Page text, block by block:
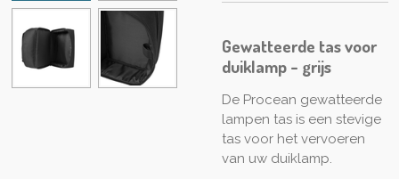
Gewatteerde tas voor
duiklamp - grijs
De Procean gewatteerde
lampen tas is een stevige
tas voor het vervoeren
van uw duiklamp.